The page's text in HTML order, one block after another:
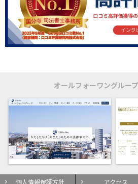
オールフォーワングルー
個人情報保護方針 アクセス